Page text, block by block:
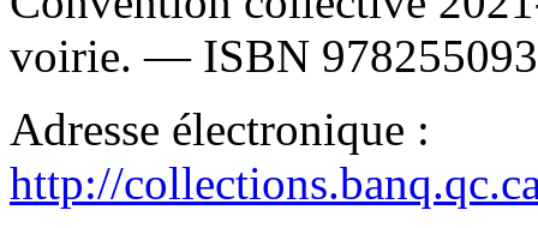
voirie. — ISBN
Adresse électronique :
http://